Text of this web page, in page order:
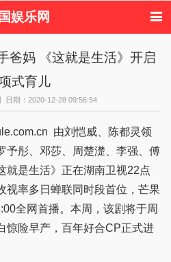
娱乐网
韩国娱乐
欧美娱乐
影视新闻
星
欧美明星八卦
爸妈 《这就是生活》开启
式育儿
日期：2020-12-28 09:56:54
由刘恺威、陈都灵领
予彤、邓莎、周楚濋、李强、傅
就是生活》正在湖南卫视22点
视率多日蝉联同时段首位，芒果
全网首播。本周，该剧将于周
惊险早产，百年好合CP正式进